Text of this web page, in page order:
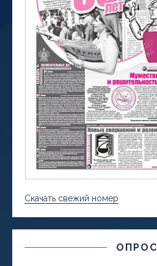
Скачать свежий номер
ОПРОС